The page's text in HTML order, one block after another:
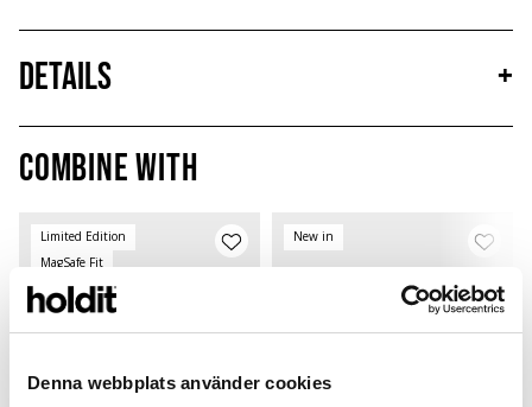
Denna webbplats använder cookies
Details
+
Combine with
Limited Edition
MagSafe Fit
New in